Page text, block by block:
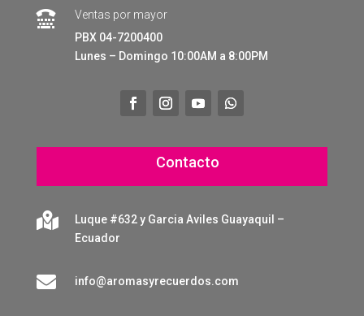

Ventas por mayor
PBX 04-7200400
Lunes – Domingo 10:00AM a 8:00PM
Contacto

Luque #632 y Garcia Aviles Guayaquil –
Ecuador
 info@aromasyrecuerdos.com